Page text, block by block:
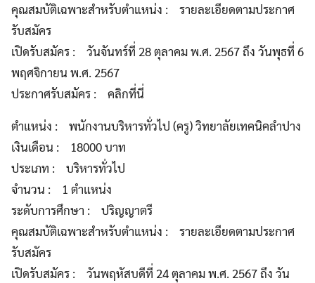
คุณสมบัติเฉพาะสำหรับตำแหน่ง : รายละเอียดตามประกาศ
รับสมัคร
เปิดรับสมัคร : วันจันทร์ที่ 28 ตุลาคม พ.ศ. 2567 ถึง วันพุธที่ 6
พฤศจิกายน พ.ศ. 2567
ประกาศรับสมัคร : คลิกที่นี่
ตำแหน่ง : พนักงานบริหารทั่วไป (ครู) วิทยาลัยเทคนิคลำปาง
เงินเดือน : 18000 บาท
ประเภท : บริหารทั่วไป
จำนวน : 1 ตำแหน่ง
ระดับการศึกษา : ปริญญาตรี
คุณสมบัติเฉพาะสำหรับตำแหน่ง : รายละเอียดตามประกาศ
รับสมัคร
เปิดรับสมัคร : วันพฤหัสบดีที่ 24 ตุลาคม พ.ศ. 2567 ถึง วัน